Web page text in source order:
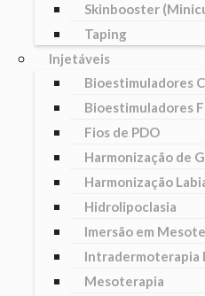
Skinbooster
Taping
Injetáveis
Bioestimuladores
Bioestimuladores
Fios de PDO
Harmonização de
Harmonização
Hidrolipoclasia
Imersão em
Intradermoterapia
Mesoterapia